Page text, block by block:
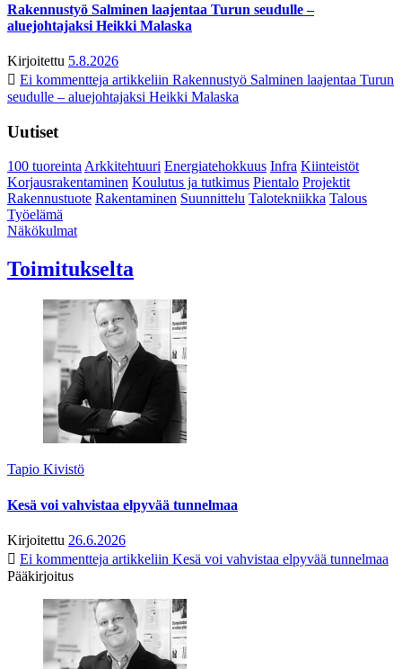
Rakennustyö Salminen laajentaa Turun seudulle –
aluejohtajaksi Heikki Malaska
Kirjoitettu 5.8.2026
Ei kommentteja artikkeliin Rakennustyö Salminen laajentaa Turun
seudulle – aluejohtajaksi Heikki Malaska
Uutiset
100 tuoreintaArkkitehtuuri Energiatehokkuus Infra Kiinteistöt
Korjausrakentaminen Koulutus ja tutkimus Pientalo Projektit
Rakennustuote Rakentaminen Suunnittelu Talotekniikka Talous
Työelämä
Näkökulmat
Toimitukselta
Tapio Kivistö
Kesä voi vahvistaa elpyvää tunnelmaa
Kirjoitettu 26.6.2026
Ei kommentteja artikkeliin Kesä voi vahvistaa elpyvää tunnelmaa
Pääkirjoitus